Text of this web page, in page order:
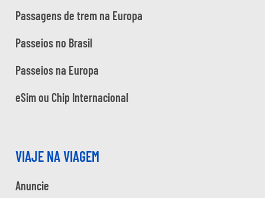
Passagens de trem na Europa
Passeios no Brasil
Passeios na Europa
eSim ou Chip Internacional
VIAJE NA VIAGEM
Anuncie